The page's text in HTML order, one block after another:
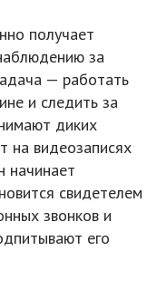
получает
за
— работать
и следить за
диких
на видеозаписях
начинает
свидетелем
звонков и
его